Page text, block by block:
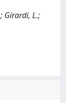
Girardi, L.;